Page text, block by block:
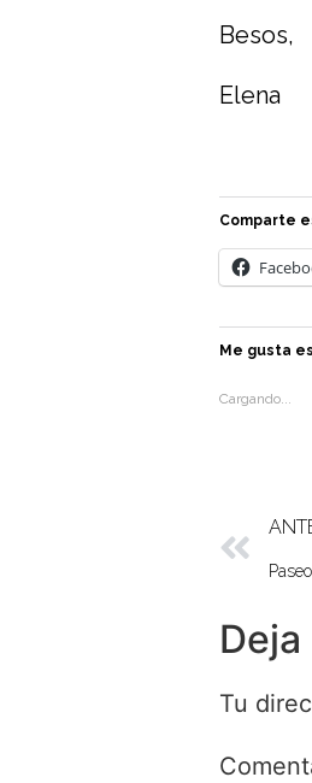
Besos,
Elena
Comparte
Me gusta
Cargando...
Tu